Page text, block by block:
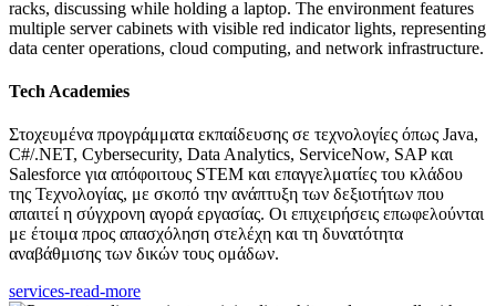
Tech Academies
Στοχευμένα προγράμματα εκπαίδευσης σε τεχνολογίες όπως Java,
C#/.NET, Cybersecurity, Data Analytics, ServiceNow, SAP και
Salesforce για απόφοιτους STEM και επαγγελματίες του κλάδου
της Τεχνολογίας, με σκοπό την ανάπτυξη των δεξιοτήτων που
απαιτεί η σύγχρονη αγορά εργασίας. Οι επιχειρήσεις επωφελούνται
με έτοιμα προς απασχόληση στελέχη και τη δυνατότητα
αναβάθμισης των δικών τους ομάδων.
services-read-more